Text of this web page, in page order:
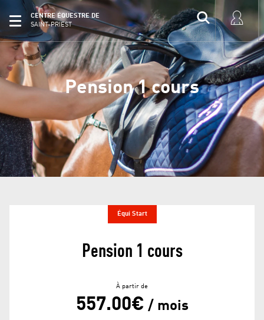
CENTRE ÉQUESTRE DE
SAINT-PRIEST
Pension 1 cours
Équi Start
Pension 1 cours
À partir de
557.00€ / mois